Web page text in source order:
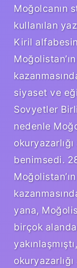
Moğolcanın
kullanılan
Kiril
Moğolistan’ın
siyaset ve
Sovyetler
nedenle
benimsedi.
Moğolistan’ın
yana,
birçok